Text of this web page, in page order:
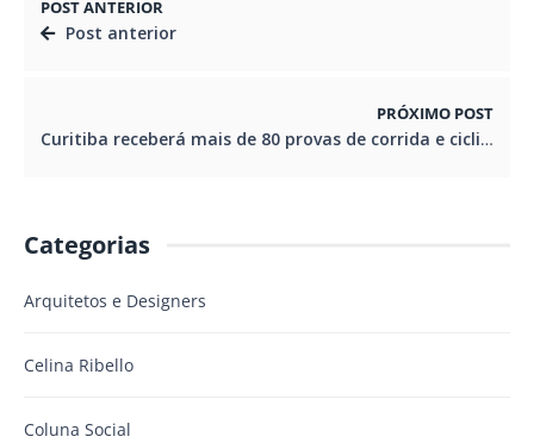
POST ANTERIOR
Post anterior
PRÓXIMO POST
Curitiba receberá mais de 80 provas de corrida e ciclismo em 2018
Categorias
Arquitetos e Designers
Celina Ribello
Coluna Social